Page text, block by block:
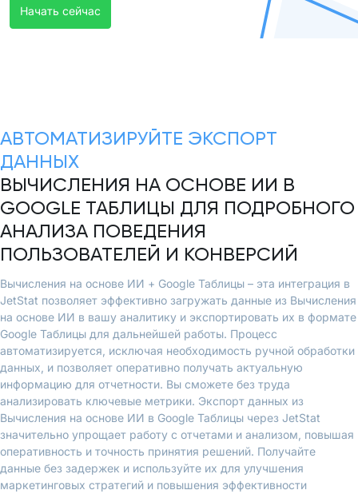
Начать сейчас
АВТОМАТИЗИРУЙТЕ ЭКСПОРТ
ДАННЫХ
ВЫЧИСЛЕНИЯ НА ОСНОВЕ ИИ В
GOOGLE ТАБЛИЦЫ ДЛЯ ПОДРОБНОГО
АНАЛИЗА ПОВЕДЕНИЯ
ПОЛЬЗОВАТЕЛЕЙ И КОНВЕРСИЙ
Вычисления на основе ИИ + Google Таблицы – эта интеграция в
JetStat позволяет эффективно загружать данные из Вычисления
на основе ИИ в вашу аналитику и экспортировать их в формате
Google Таблицы для дальнейшей работы. Процесс
автоматизируется, исключая необходимость ручной обработки
данных, и позволяет оперативно получать актуальную
информацию для отчетности. Вы сможете без труда
анализировать ключевые метрики. Экспорт данных из
Вычисления на основе ИИ в Google Таблицы через JetStat
значительно упрощает работу с отчетами и анализом, повышая
оперативность и точность принятия решений. Получайте
данные без задержек и используйте их для улучшения
маркетинговых стратегий и повышения эффективности